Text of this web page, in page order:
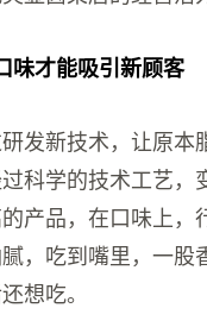
味才能吸引新顾客
发新技术，让原本
科学的技术工艺，
产品，在口味上，
，吃到嘴里，一股
想吃。